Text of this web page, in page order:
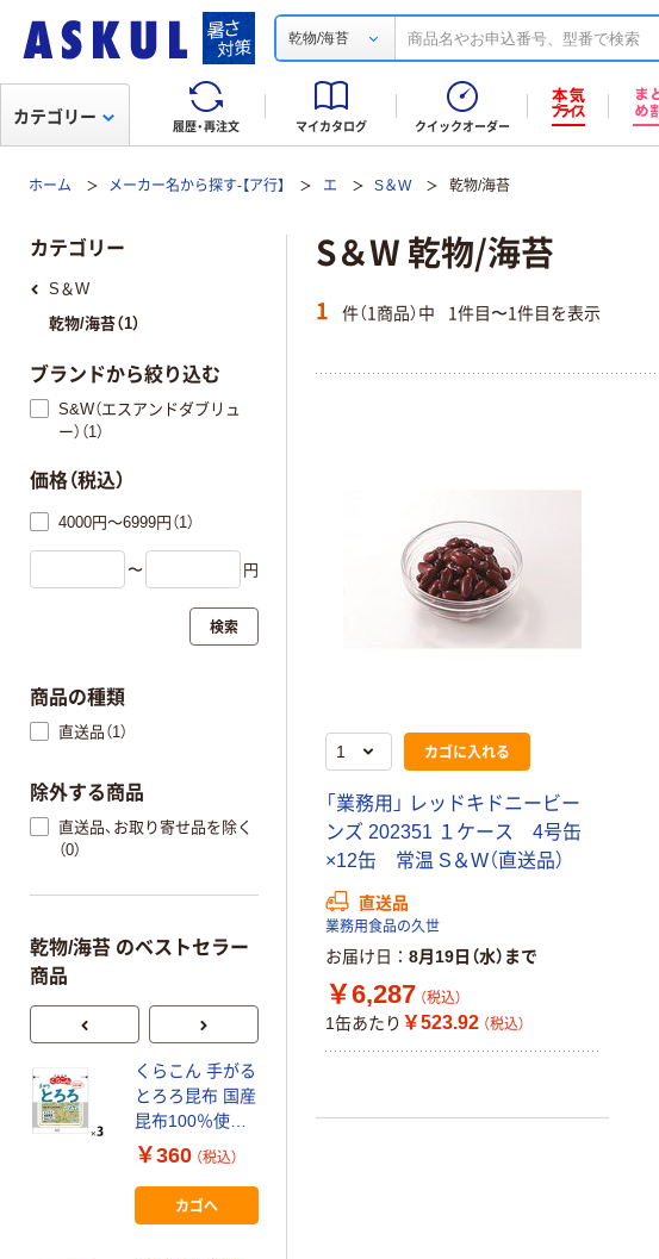
乾物/海苔
履歴・再注文 マイカタログ クイックオーダー
カテゴリー
ホーム メーカー名から探す-【ア行】 エ S＆W 乾物/海苔
S＆W 乾物/海苔
1 件（1商品）中 1件目〜1件目を表示
カゴに入れる
「業務用」 レッドキドニービー
ンズ 202351 １ケース 4号缶
×12缶 常温 S＆W（直送品）
直送品
業務用食品の久世
お届け日 8月19日（水）まで
￥6,287 （税込）
1缶あたり ￥523.92 （税込）
カテゴリー
S＆W
乾物/海苔（1）
ブランドから絞り込む
S&W（エスアンドダブリュ
ー）（1）
価格（税込）
4000円～6999円（1）
〜 円
検索
商品の種類
直送品（1）
除外する商品
直送品、お取り寄せ品を除く
（0）
乾物/海苔 のベストセラー
商品
くらこん 手がる
とろろ昆布 国産
昆布100％使用
10g 1セット（1
個×3）
￥360 （税込）
カゴへ
早摘み原料使用